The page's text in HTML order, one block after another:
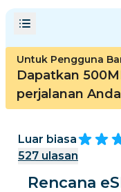
Untuk Pengguna
Dapatkan
perjalanan
Luar biasa
527 ulasan
Rencana